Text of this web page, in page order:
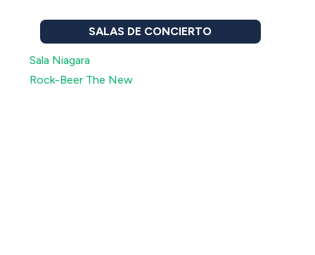
SALAS DE CONCIERTO
Sala Niagara
Rock-Beer The New